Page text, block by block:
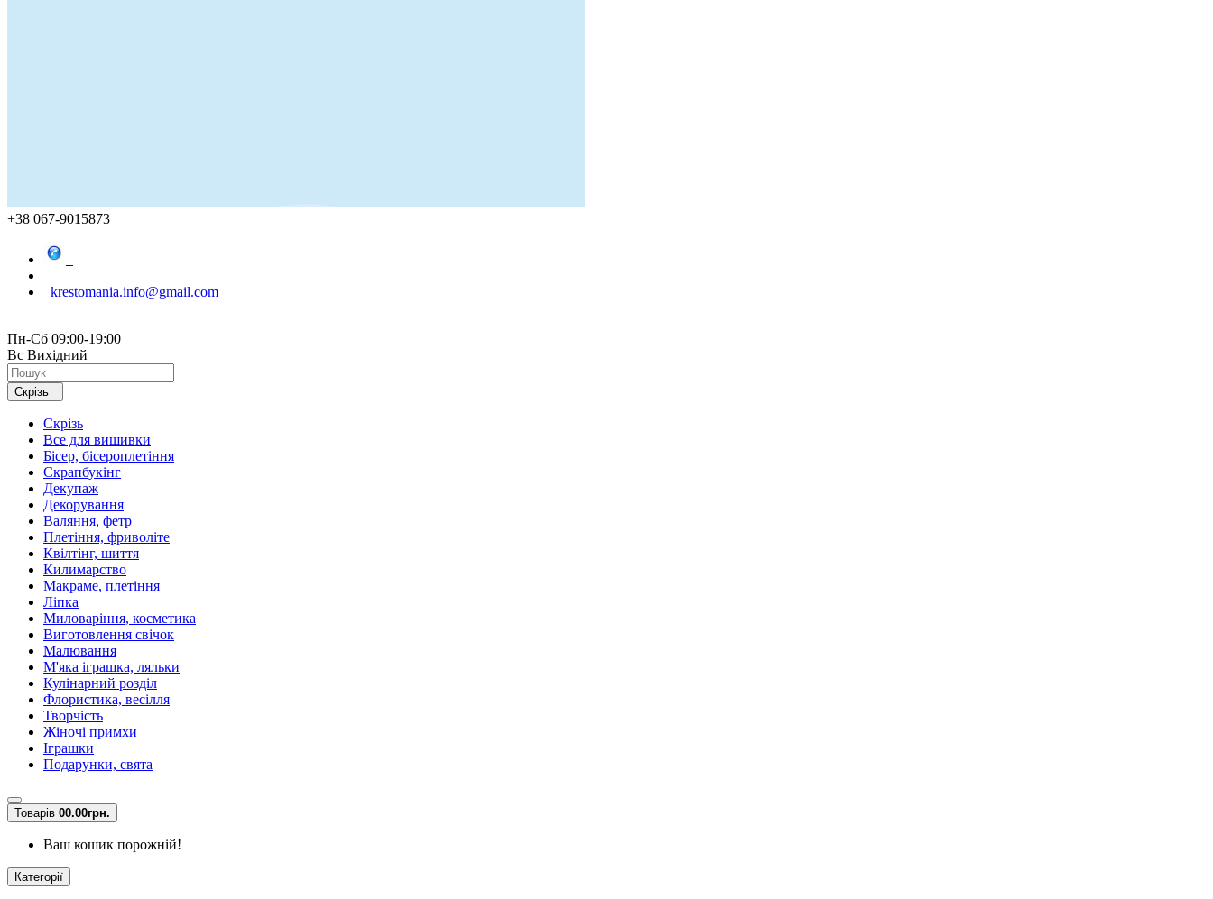
+38 067-9015873
krestomania.info@gmail.com
Пн-Сб 09:00-19:00
Вс Вихідний
Скрізь
Скрізь
Все для вишивки
Бісер, бісероплетіння
Скрапбукінг
Декупаж
Декорування
Валяння, фетр
Плетіння, фриволіте
Квілтінг, шиття
Килимарство
Макраме, плетіння
Ліпка
Миловаріння, косметика
Виготовлення свічок
Малювання
М'яка іграшка, ляльки
Кулінарний розділ
Флористика, весілля
Творчість
Жіночі примхи
Іграшки
Подарунки, свята
Товарів 00.00грн.
Ваш кошик порожній!
Категорії